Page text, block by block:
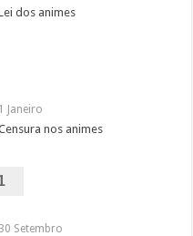
dos animes
1 Janeiro
nos animes
30 Setembro